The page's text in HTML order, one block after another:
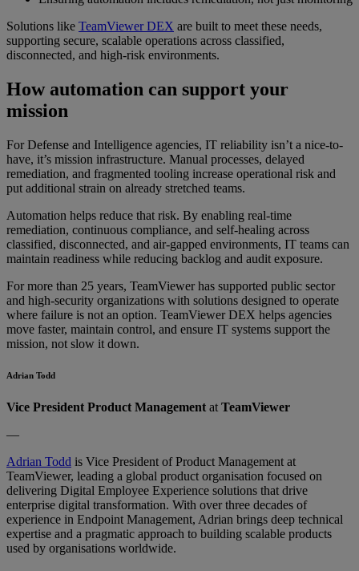
Solutions like TeamViewer DEX are built to meet these needs,
supporting secure, scalable operations across classified,
disconnected, and high-risk environments.
How automation can support your
mission
For Defense and Intelligence agencies, IT reliability isn’t a nice-to-
have, it’s mission infrastructure. Manual processes, delayed
remediation, and fragmented tooling increase operational risk and
put additional strain on already stretched teams.
Automation helps reduce that risk. By enabling real-time
remediation, continuous compliance, and self-healing across
classified, disconnected, and air-gapped environments, IT teams can
maintain readiness while reducing backlog and audit exposure.
For more than 25 years, TeamViewer has supported public sector
and high-security organizations with solutions designed to operate
where failure is not an option. TeamViewer DEX helps agencies
move faster, maintain control, and ensure IT systems support the
mission, not slow it down.
Adrian Todd
Vice President Product Management atTeamViewer
—
Adrian Todd is Vice President of Product Management at
TeamViewer, leading a global product organisation focused on
delivering Digital Employee Experience solutions that drive
enterprise digital transformation. With over three decades of
experience in Endpoint Management, Adrian brings deep technical
expertise and a pragmatic approach to building scalable products
used by organisations worldwide.